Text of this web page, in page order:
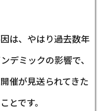
は、やはり過去数年
デミックの影響で、
催が見送られてきた
とです。